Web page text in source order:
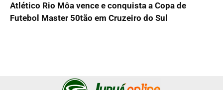
Atlético Rio Môa vence e conquista a Copa de
Futebol Master 50tão em Cruzeiro do Sul